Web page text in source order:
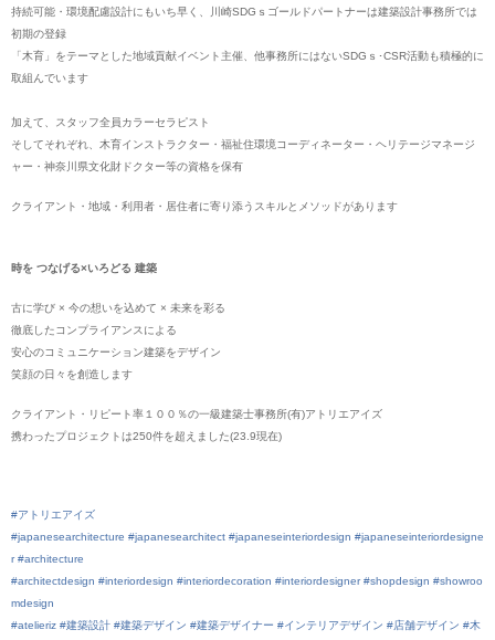
持続可能・環境配慮設計にもいち早く、川崎SDGｓゴールドパートナーは建築設計事務所では
初期の登録
「木育」をテーマとした地域貢献イベント主催、他事務所にはないSDGｓ･CSR活動も積極的に
取組んでいます
加えて、スタッフ全員カラーセラピスト
そしてそれぞれ、木育インストラクター・福祉住環境コーディネーター・ヘリテージマネージ
ャー・神奈川県文化財ドクター等の資格を保有
クライアント・地域・利用者・居住者に寄り添うスキルとメソッドがあります
時を つなげる×いろどる 建築
古に学び × 今の想いを込めて × 未来を彩る
徹底したコンプライアンスによる
安心のコミュニケーション建築をデザイン
笑顔の日々を創造します
クライアント・リピート率１００％の一級建築士事務所(有)アトリエアイズ
携わったプロジェクトは250件を超えました(23.9現在)
#アトリエアイズ
#japanesearchitecture #japanesearchitect #japaneseinteriordesign #japaneseinteriordesigne
r #architecture
#architectdesign #interiordesign #interiordecoration #interiordesigner #shopdesign #showroo
mdesign
#atelieriz #建築設計 #建築デザイン #建築デザイナー #インテリアデザイン #店舗デザイン #木